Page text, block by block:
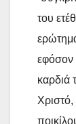
του
εφόσον
καρδιά
Χριστό,